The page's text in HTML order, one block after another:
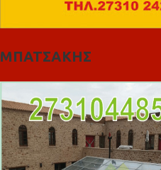
ΜΠΑΤΣΑΚΗΣ